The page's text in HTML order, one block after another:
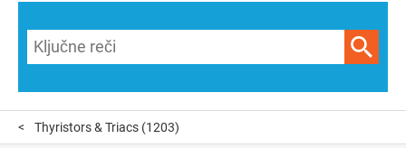
Thyristors & Triacs (1203)